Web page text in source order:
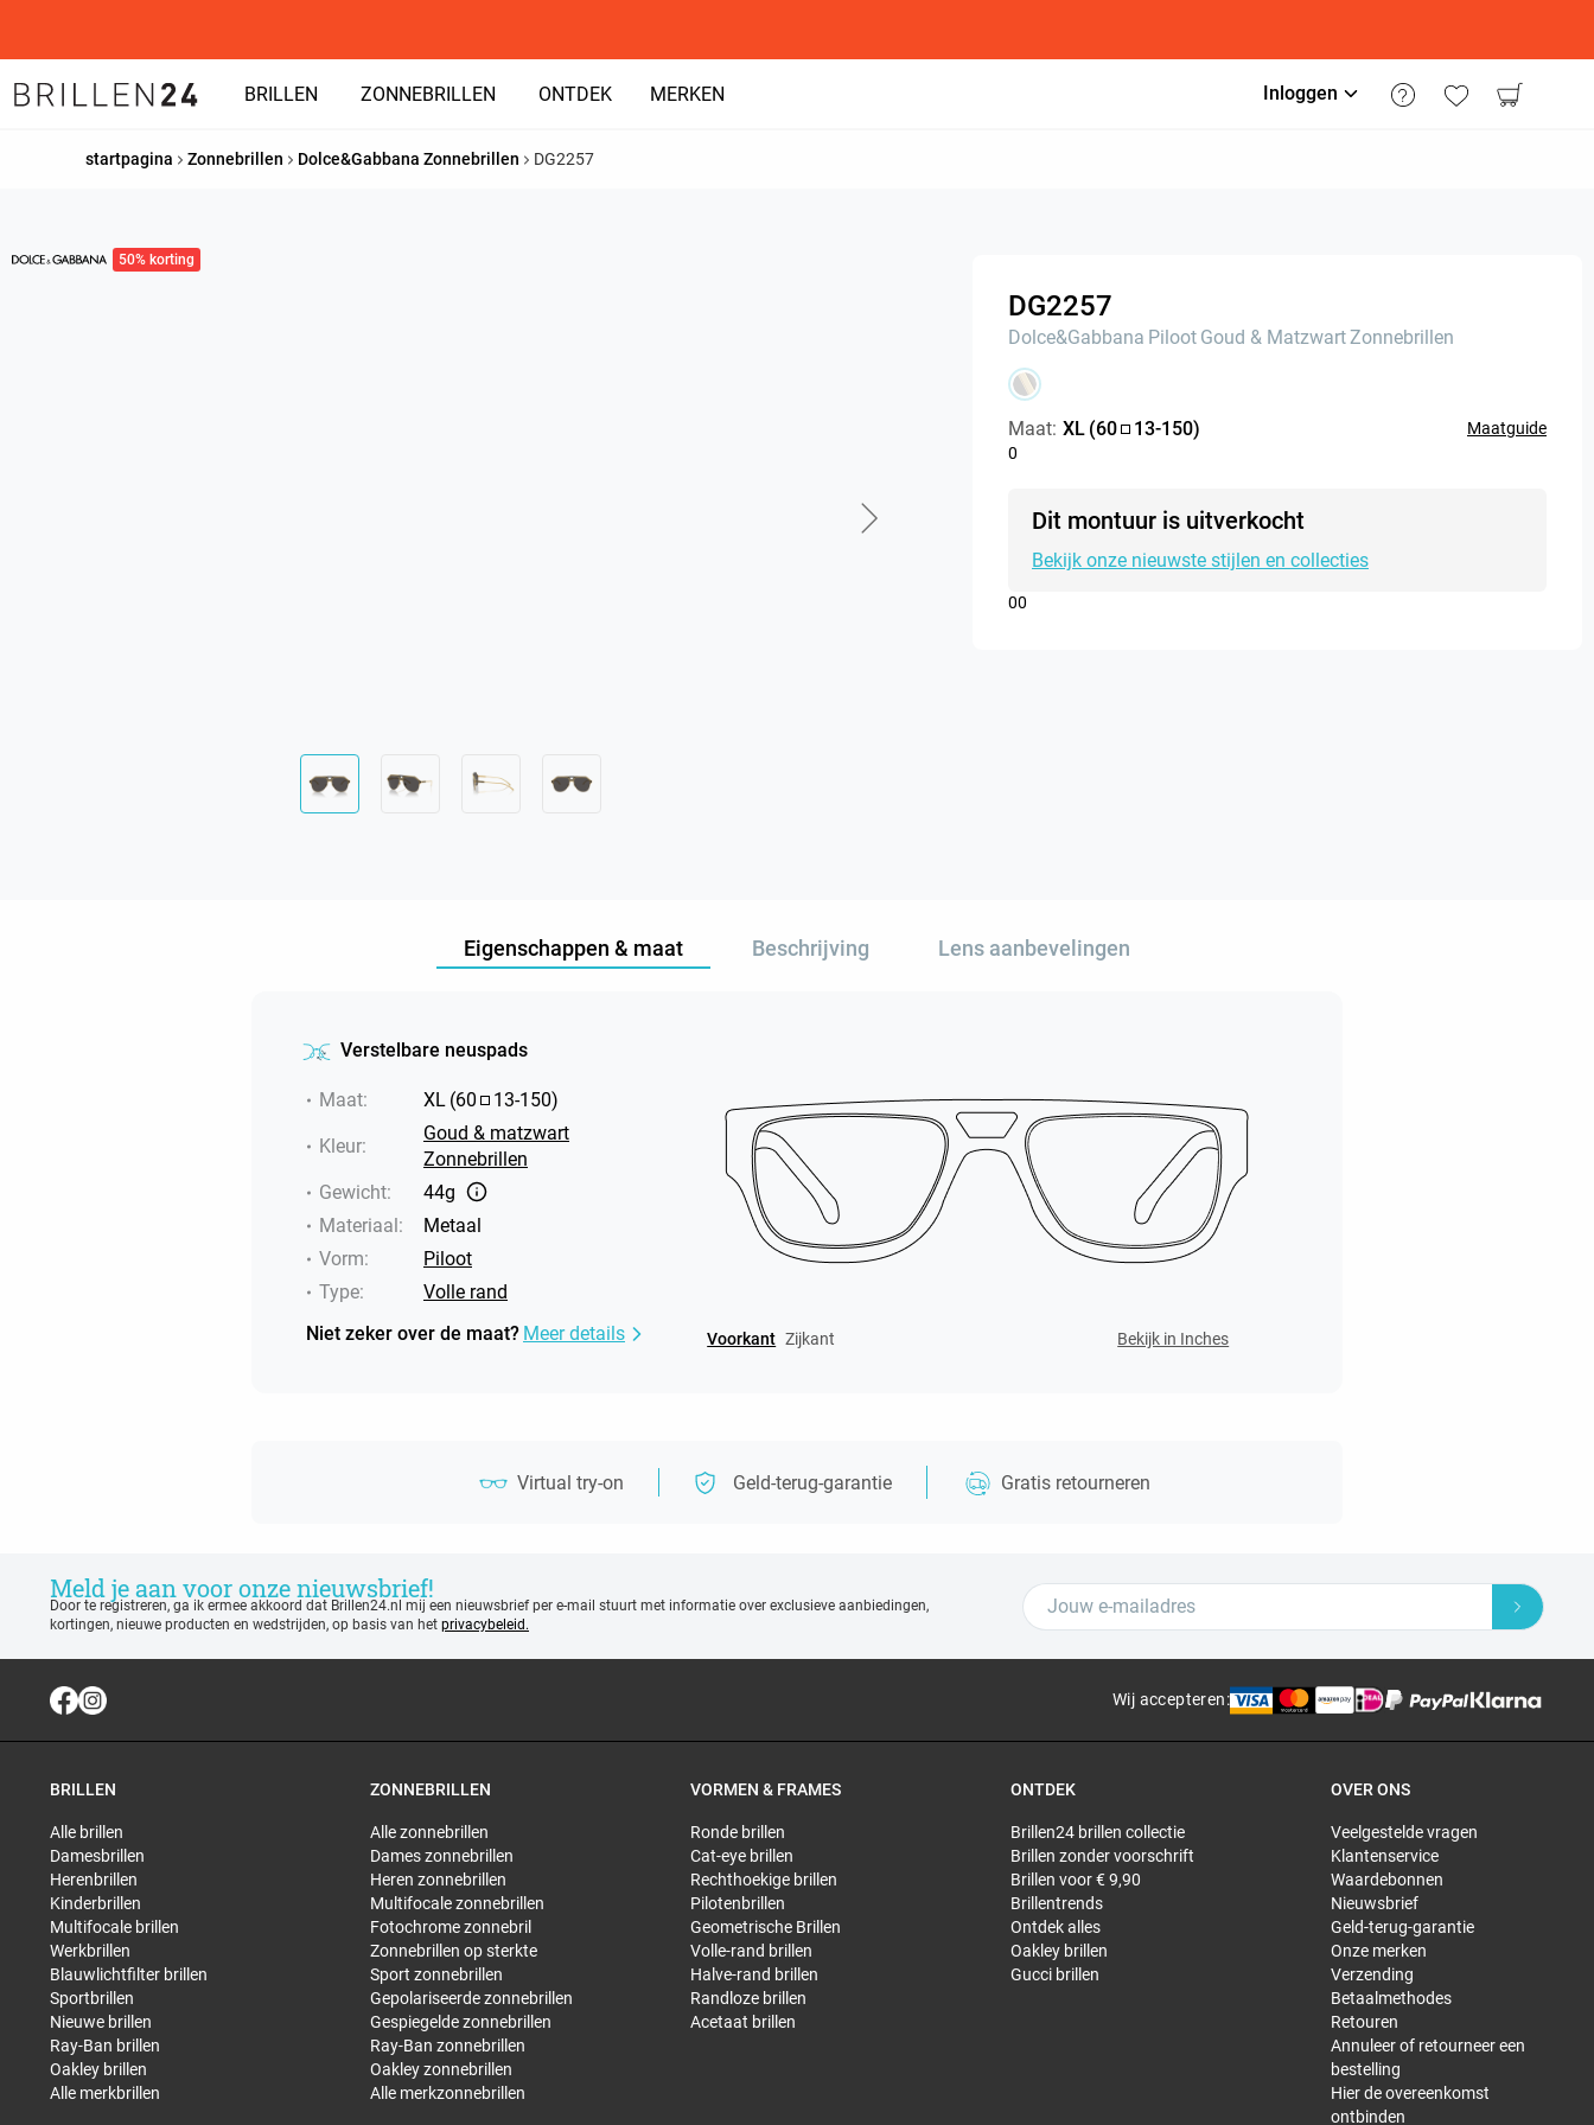
BRILLEN ZONNEBRILLEN ONTDEK MERKEN Inloggen
startpagina Zonnebrillen Dolce&Gabbana Zonnebrillen DG2257
50% korting
DG2257
Dolce&Gabbana Piloot Goud & MatzwartZonnebrillen
Maat: XL (60 13-150)
Maatguide
0
Dit montuur is uitverkocht
Bekijk onze nieuwste stijlen en collecties
00
Eigenschappen & maat Beschrijving Lens aanbevelingen
Verstelbare neuspads
Maat: XL (60 13-150)
Kleur:
Goud & matzwart
Zonnebrillen
Gewicht:
44g
Materiaal:
Metaal
Vorm:
Piloot
Type:
Volle rand
Niet zeker over de maat? Meer details Voorkant Zijkant Bekijk in Inches
Virtual try-on Geld-terug-garantie Gratis retourneren
Meld je aan voor onze nieuwsbrief!
Door te registreren, ga ik ermee akkoord dat Brillen24.nl mij een nieuwsbrief per e-mail stuurt met informatie over exclusieve aanbiedingen,
kortingen, nieuwe producten en wedstrijden, op basis van het privacybeleid.
Wij accepteren:
BRILLEN
Alle brillen
Damesbrillen
Herenbrillen
Kinderbrillen
Multifocale brillen
Werkbrillen
Blauwlichtfilter brillen
Sportbrillen
Nieuwe brillen
Ray-Ban brillen
Oakley brillen
Alle merkbrillen
ZONNEBRILLEN
Alle zonnebrillen
Dames zonnebrillen
Heren zonnebrillen
Multifocale zonnebrillen
Fotochrome zonnebril
Zonnebrillen op sterkte
Sport zonnebrillen
Gepolariseerde zonnebrillen
Gespiegelde zonnebrillen
Ray-Ban zonnebrillen
Oakley zonnebrillen
Alle merkzonnebrillen
VORMEN & FRAMES
Ronde brillen
Cat-eye brillen
Rechthoekige brillen
Pilotenbrillen
Geometrische Brillen
Volle-rand brillen
Halve-rand brillen
Randloze brillen
Acetaat brillen
ONTDEK
Brillen24 brillen collectie
Brillen zonder voorschrift
Brillen voor € 9,90
Brillentrends
Ontdek alles
Oakley brillen
Gucci brillen
OVER ONS
Veelgestelde vragen
Klantenservice
Waardebonnen
Nieuwsbrief
Geld-terug-garantie
Onze merken
Verzending
Betaalmethodes
Retouren
Annuleer of retourneer een
bestelling
Hier de overeenkomst
ontbinden